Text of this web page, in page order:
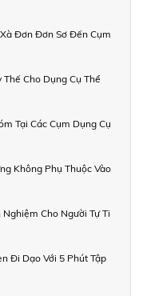
Xà Đơn Đơn Sơ Đến Cụm
Cho Dụng Cụ Thể
Tại Các Cụm Dụng Cụ
Không Phụ Thuộc Vào
Cho Người Tự Ti
Đi Dạo Với 5 Phút Tập